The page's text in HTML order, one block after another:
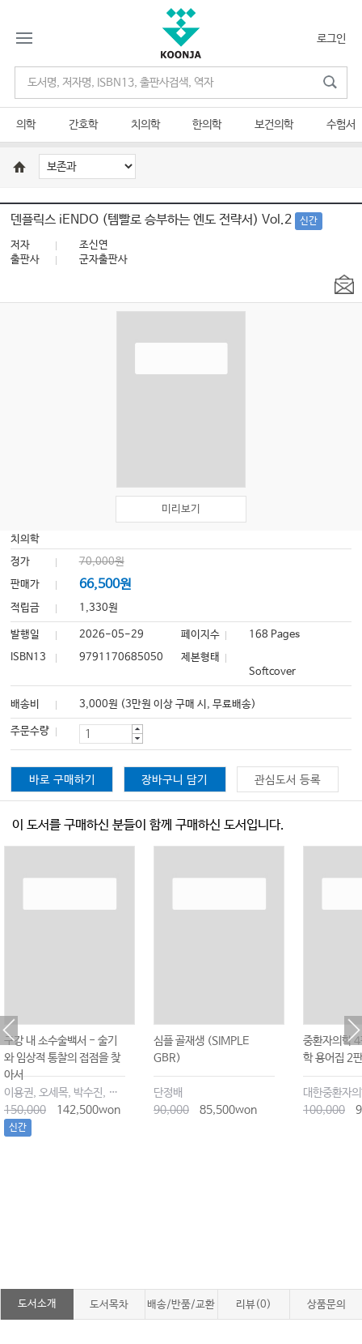
로그인
의학 간호학 치의학 한의학 보건의학 수험서
덴플릭스 iENDO (템빨로 승부하는 엔도 전략서) Vol.2 신간
저자
조신연
출판사
군자출판사
미리보기
치의학
정가
70,000원
판매가
66,500원
적립금 1,330원
발행일 2026-05-29 페이지수
168 Pages
ISBN13
9791170685050
제본형태
Softcover
배송비 3,000원 (3만원 이상 구매 시, 무료배송)
주문수량
바로 구매하기 장바구니 담기 관심도서 등록
이 도서를 구매하신 분들이 함께 구매하신 도서입니다.
구강 내 소수술백서 - 술기
와 임상적 통찰의 접점을 찾
아서
이용권, 오세목, 박수진, 천경준, 오한솔
150,000
142,500won
신간
심플 골재생 (SIMPLE
GBR)
단정배
90,000
85,500won
중환자의학
학 용어집 2판
대한중환자
100,000
도서소개 도서목차 배송/반품/교환 리뷰(0) 상품문의